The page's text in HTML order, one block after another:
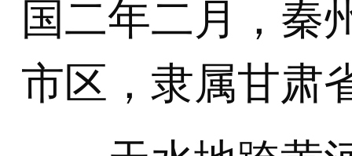
国二年二月，秦
市区，隶属甘肃